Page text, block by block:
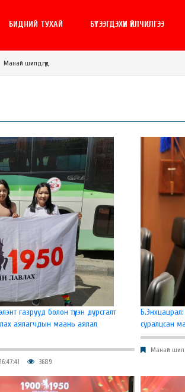
БИДНИЙ ТУХАЙ БҮТЭЭГДЭХҮҮН ҮЙЛЧИЛГЭЭ
Манай шилдгүүд
газрууд болон түүхэн дурсгалт
аялагчдын маань аялал
3689
суралцсан
Манай